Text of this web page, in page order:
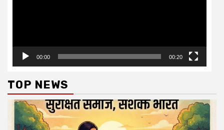
00:00 00:20
TOP NEWS